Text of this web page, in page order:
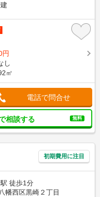
円
し
㎡
電話で問合せ
相談する 無料
初期費用に注目
徒歩1分
幡西区黒崎２丁目